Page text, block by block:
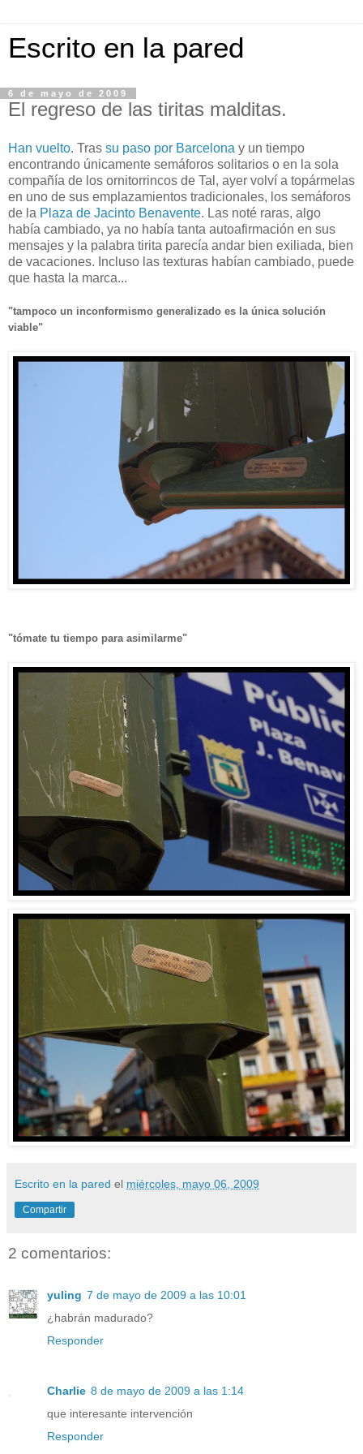
Escrito en la pared
6 de mayo de 2009
El regreso de las tiritas malditas.
Han vuelto. Tras su paso por Barcelona y un tiempo
encontrando únicamente semáforos solitarios o en la sola
compañía de los ornitorrincos de Tal, ayer volví a topármelas
en uno de sus emplazamientos tradicionales, los semáforos
de la Plaza de Jacinto Benavente. Las noté raras, algo
había cambiado, ya no había tanta autoafirmación en sus
mensajes y la palabra tirita parecía andar bien exiliada, bien
de vacaciones. Incluso las texturas habían cambiado, puede
que hasta la marca...
"tampoco un inconformismo generalizado es la única solución
viable"
"tómate tu tiempo para asimilarme"
Escrito en la pared el miércoles, mayo 06, 2009
Compartir
2 comentarios:
yuling 7 de mayo de 2009 a las 10:01
¿habrán madurado?
Responder
Charlie 8 de mayo de 2009 a las 1:14
que interesante intervención
Responder